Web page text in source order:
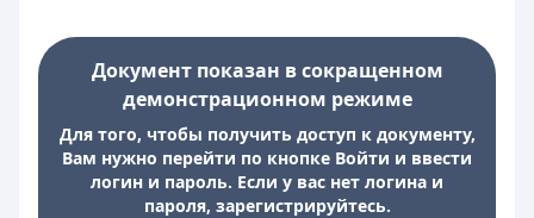
Документ показан в сокращенном
демонстрационном режиме
Для того, чтобы получить доступ к документу,
Вам нужно перейти по кнопке Войти и ввести
логин и пароль. Если у вас нет логина и
пароля, зарегистрируйтесь.